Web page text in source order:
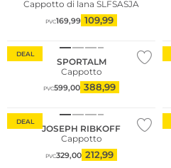
Cappotto di lana SLFSASJA
PVC169,99 109,99
DEAL
SPORTALM
Cappotto
PVC599,00 388,99
DEAL
JOSEPH RIBKOFF
Cappotto
PVC329,00 212,99